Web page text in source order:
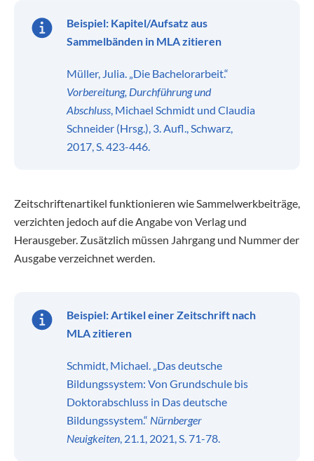
Beispiel: Kapitel/Aufsatz aus
Sammelbänden in MLA zitieren
Müller, Julia. „Die Bachelorarbeit.“
Vorbereitung, Durchführung und
Abschluss, Michael Schmidt und Claudia
Schneider (Hrsg.), 3. Aufl., Schwarz,
2017, S. 423-446.
Zeitschriftenartikel funktionieren wie Sammelwerkbeiträge,
verzichten jedoch auf die Angabe von Verlag und
Herausgeber. Zusätzlich müssen Jahrgang und Nummer der
Ausgabe verzeichnet werden.
Beispiel: Artikel einer Zeitschrift nach
MLA zitieren
Schmidt, Michael. „Das deutsche
Bildungssystem: Von Grundschule bis
Doktorabschluss in Das deutsche
Bildungssystem.“ Nürnberger
Neuigkeiten, 21.1, 2021, S. 71-78.